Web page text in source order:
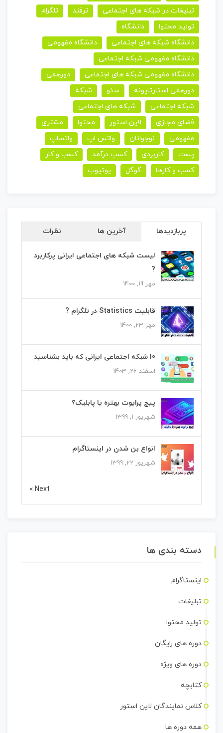
تبلیغات در شبکه های اجتماعی ترفند
تلگرام
تولید محتوا
دانشگاه
دانشگاه شبکه های اجتماعی
دانشگاه مفهومی
دانشگاه مفهومی شبکه اجتماعی
دانشگاه مفهومی شبکه های اجتماعی
دورهمی
دورهمی استارتاپونه
سئو
شبکه
شبکه اجتماعی
شبکه های اجتماعی
فضای مجازی
لاین استور محتوا
مشتری
مفهومی
نوجوانان واتس اپ
واتساپ
پست
کاربردی کسب درآمد
کسب و کار
کسب و کارها
گوگل یوتیوب
پربازدیدها آخرین ها نظرات
لیست شبکه های اجتماعی ایرانی پرکاربرد
?
مهر 19, 1400
قابلیت Statistics در تلگرام ?
مهر 23, 1400
10 شبکه اجتماعی ایرانی که باید بشناسید
اسفند 26, 1403
پیج پرایوت بهتره یا پابلیک؟
شهریور 1, 1399
انواع بن شدن در اینستاگرام
شهریور 22, 1399
Next »
دسته بندی ها
اینستاگرام
تبلیغات
تولید محتوا
دوره های رایگان
دوره های ویژه
کتابچه
کلاس نمایندگان لاین استور
همه دوره ها